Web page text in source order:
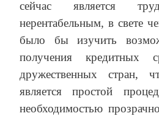
сейчас является
нерентабельным, в свете
было бы изучить
получения кредитных
дружественных стран,
является простой
необходимостью